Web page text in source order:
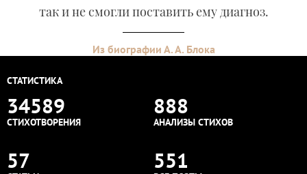
так и не смогли поставить ему диагноз.
Из биографии А. А. Блока
СТАТИСТИКА
34589
СТИХОТВОРЕНИЯ
888
АНАЛИЗЫ СТИХОВ
57 551